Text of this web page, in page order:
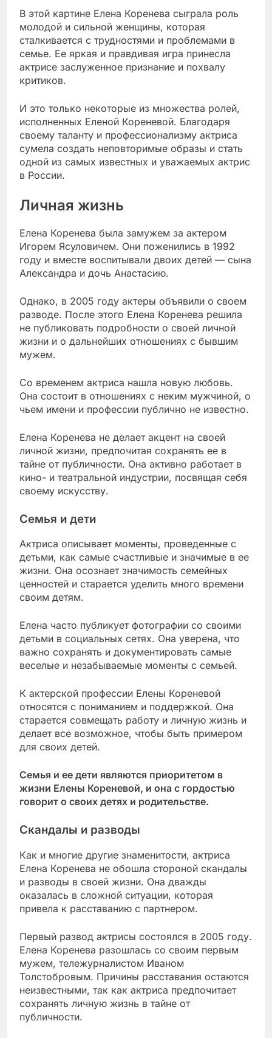
В этой картине Елена Коренева сыграла роль
молодой и сильной женщины, которая
сталкивается с трудностями и проблемами в
семье. Ее яркая и правдивая игра принесла
актрисе заслуженное признание и похвалу
критиков.
И это только некоторые из множества ролей,
исполненных Еленой Кореневой. Благодаря
своему таланту и профессионализму актриса
сумела создать неповторимые образы и стать
одной из самых известных и уважаемых актрис
в России.
Личная жизнь
Елена Коренева была замужем за актером
Игорем Ясуловичем. Они поженились в 1992
году и вместе воспитывали двоих детей — сына
Александра и дочь Анастасию.
Однако, в 2005 году актеры объявили о своем
разводе. После этого Елена Коренева решила
не публиковать подробности о своей личной
жизни и о дальнейших отношениях с бывшим
мужем.
Со временем актриса нашла новую любовь.
Она состоит в отношениях с неким мужчиной, о
чьем имени и профессии публично не известно.
Елена Коренева не делает акцент на своей
личной жизни, предпочитая сохранять ее в
тайне от публичности. Она активно работает в
кино- и театральной индустрии, посвящая себя
своему искусству.
Семья и дети
Актриса описывает моменты, проведенные с
детьми, как самые счастливые и значимые в ее
жизни. Она осознает значимость семейных
ценностей и старается уделить много времени
своим детям.
Елена часто публикует фотографии со своими
детьми в социальных сетях. Она уверена, что
важно сохранять и документировать самые
веселые и незабываемые моменты с семьей.
К актерской профессии Елены Кореневой
относятся с пониманием и поддержкой. Она
старается совмещать работу и личную жизнь и
делает все возможное, чтобы быть примером
для своих детей.
Семья и ее дети являются приоритетом в
жизни Елены Кореневой, и она с гордостью
говорит о своих детях и родительстве.
Скандалы и разводы
Как и многие другие знаменитости, актриса
Елена Коренева не обошла стороной скандалы
и разводы в своей жизни. Она дважды
оказалась в сложной ситуации, которая
привела к расставанию с партнером.
Первый развод актрисы состоялся в 2005 году.
Елена Коренева разошлась со своим первым
мужем, тележурналистом Иваном
Толстобровым. Причины расставания остаются
неизвестными, так как актриса предпочитает
сохранять личную жизнь в тайне от
публичности.